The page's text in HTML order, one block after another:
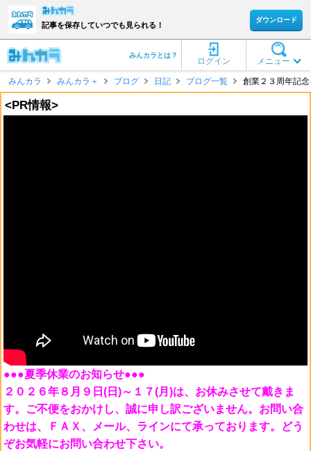
記事を保存していつでも見られる！
ダウンロード
メニュー
ログイン
みんカラとは？
みんカラ みんカラ＋ ブログ 日記 ブログ一覧 創業２３周年記
<PR情報>
●●●夏季休業のお知らせ●●●
２０２６年８月９日(日)～１７(月)は、お休みさせて戴きま
す。ご不便をおかけし、誠に申し訳ございません。お問い合
わせは、ＦＡＸ、メール、ラインにて承っております。どう
ぞお気軽にお問い合わせ下さい。